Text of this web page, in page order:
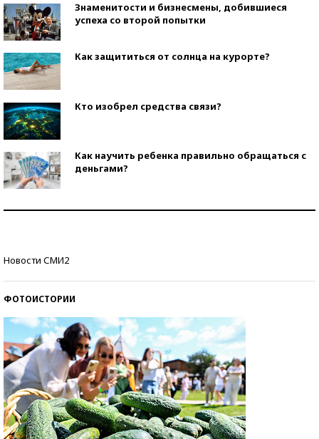
Знаменитости и бизнесмены, добившиеся
успеха со второй попытки
Как защититься от солнца на курорте?
Кто изобрел средства связи?
Как научить ребенка правильно обращаться с
деньгами?
Новости СМИ2
ФОТОИСТОРИИ